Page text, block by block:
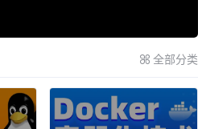
全部分类